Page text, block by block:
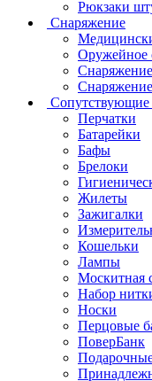
Рюкзаки
Снаряжение
Оружейное
Сопутствующие
Перчатки
Батарейки
Бафы
Брелоки
Жилеты
Зажигалки
Кошельки
Лампы
Москитная
Набор
Носки
Перцовые
ПоверБанк